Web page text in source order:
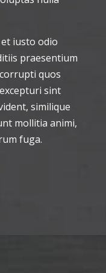
iusto odio
praesentium
quos
sint
similique
mollitia animi,
fuga.